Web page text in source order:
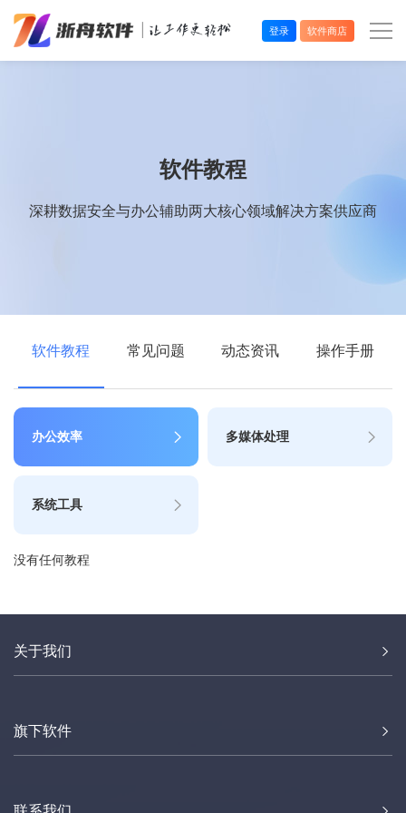
登录 软件商店
软件教程
深耕数据安全与办公辅助两大核心领域解决方案供应商
软件教程 常见问题 动态资讯 操作手册
办公效率 多媒体处理
系统工具
没有任何教程
关于我们
旗下软件